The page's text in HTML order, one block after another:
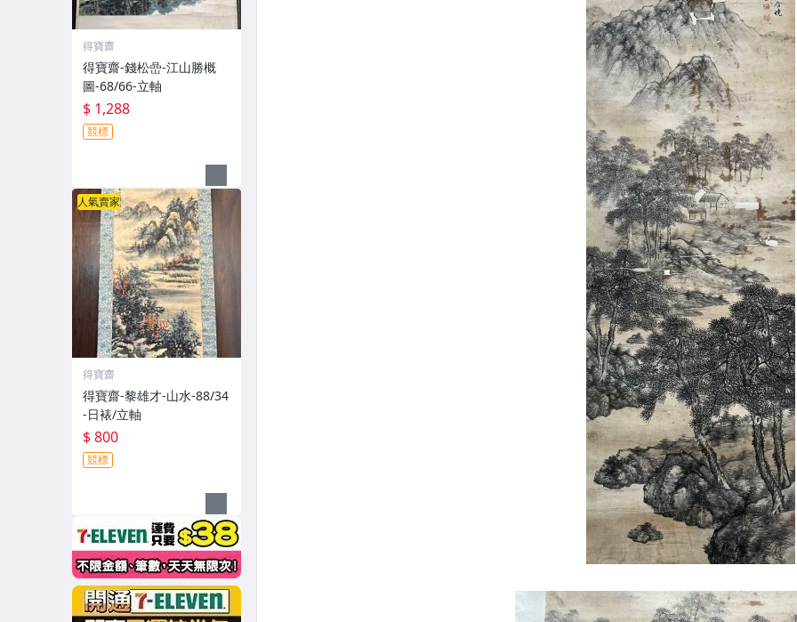
得寶齋
得寶齋-錢松嵒-江山勝概
圖-68/66-立軸
$ 1,288
競標
人氣賣家
得寶齋
得寶齋-黎雄才-山水-88/34
-日裱/立軸
$ 800
競標